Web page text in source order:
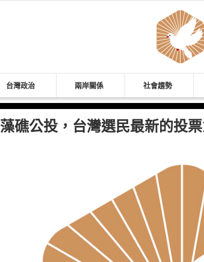
台灣政治 兩岸關係 社會趨勢
藻礁公投，台灣選民最新的投